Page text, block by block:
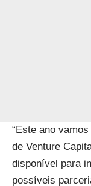
“Este ano
de Venture
disponível para
possíveis